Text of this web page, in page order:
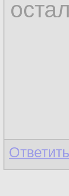
Ответить